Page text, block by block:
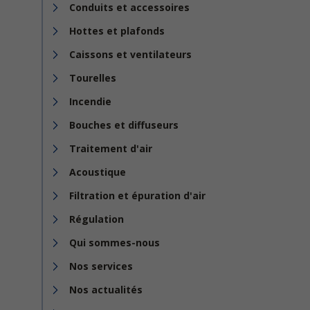
Conduits et accessoires
Hottes et plafonds
Caissons et ventilateurs
Tourelles
Incendie
Bouches et diffuseurs
Traitement d'air
Acoustique
Filtration et épuration d'air
Régulation
Qui sommes-nous
Nos services
Nos actualités